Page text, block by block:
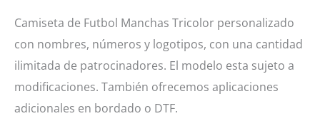
Camiseta de Futbol Manchas Tricolor personalizado
con nombres, números y logotipos, con una cantidad
ilimitada de patrocinadores. El modelo esta sujeto a
modificaciones. También ofrecemos aplicaciones
adicionales en bordado o DTF.